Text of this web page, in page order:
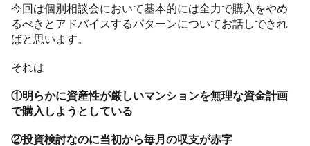
今回は個別相談会において基本的には全力で購入をやめ
るべきとアドバイスするパターンについてお話しできれ
ばと思います。
それは
①明らかに資産性が厳しいマンションを無理な資金計画
で購入しようとしている
②投資検討なのに当初から毎月の収支が赤字